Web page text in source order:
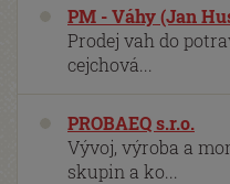
PM - Váhy (Jan
Prodej vah do
cejchová...
PROBAEQ s.r.o.
Vývoj, výroba a
skupin a ko...